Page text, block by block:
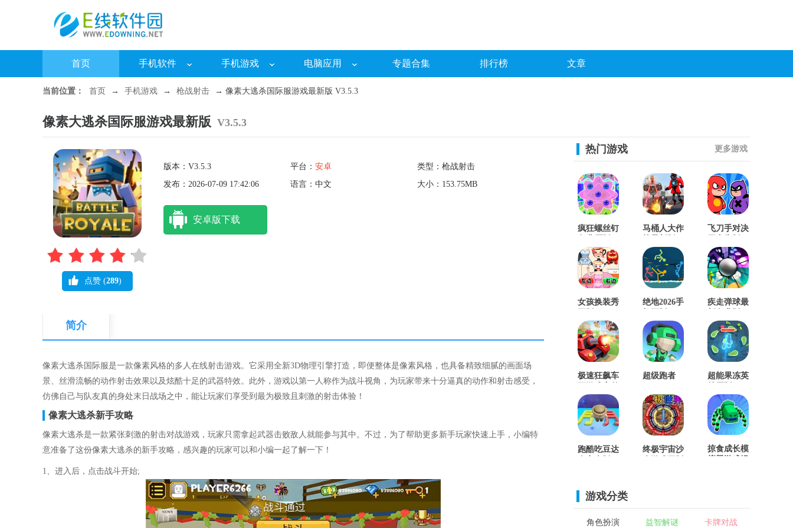
首页 手机软件 手机游戏 电脑应用 专题合集 排行榜 文章
当前位置： 首页 → 手机游戏 → 枪战射击 → 像素大逃杀国际服游戏最新版 V3.5.3
像素大逃杀国际服游戏最新版 V3.5.3
点赞 (289)
版本：V3.5.3 平台： 安卓
类型：枪战射击
发布：2026-07-09 17:42:06
语言：中文 大小：153.75MB
安卓版下载
简介
像素大逃杀国际服是一款像素风格的多人在线射击游戏。它采用全新3D物理引擎打造，即便整体是像素风格，也具备精致细腻的画面场
景、丝滑流畅的动作射击效果以及炫酷十足的武器特效。此外，游戏以第一人称作为战斗视角，为玩家带来十分逼真的动作和射击感受，
仿佛自己与队友真的身处末日战场之中，能让玩家们享受到最为极致且刺激的射击体验！
像素大逃杀新手攻略
像素大逃杀是一款紧张刺激的射击对战游戏，玩家只需拿起武器击败敌人就能参与其中。不过，为了帮助更多新手玩家快速上手，小编特
意准备了这份像素大逃杀的新手攻略，感兴趣的玩家可以和小编一起了解一下！
1、进入后，点击战斗开始;
热门游戏 更多游戏
疯狂螺丝钉
马桶人大作
飞刀手对决
女孩换装秀
绝地2026手
疾走弹球最
极速狂飙车
版
超级跑者
手机免费版
超能果冻英
跑酷吃豆达
终极宇宙沙
掠食成长模
游戏分类
角色扮演 益智解谜 卡牌对战